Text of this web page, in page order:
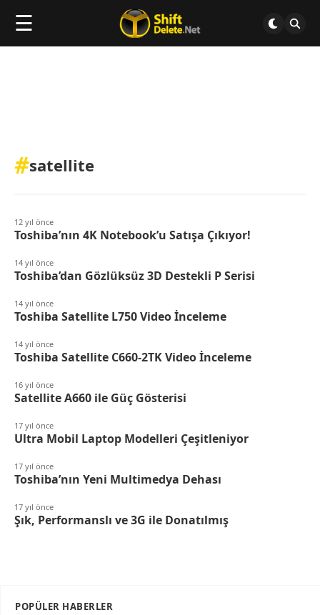
☰
#satellite
12 yıl önce
Toshiba’nın 4K Notebook’u Satışa Çıkıyor!
14 yıl önce
Toshiba’dan Gözlüksüz 3D Destekli P Serisi
14 yıl önce
Toshiba Satellite L750 Video İnceleme
14 yıl önce
Toshiba Satellite C660-2TK Video İnceleme
16 yıl önce
Satellite A660 ile Güç Gösterisi
17 yıl önce
Ultra Mobil Laptop Modelleri Çeşitleniyor
17 yıl önce
Toshiba’nın Yeni Multimedya Dehası
17 yıl önce
Şık, Performanslı ve 3G ile Donatılmış
POPÜLER HABERLER